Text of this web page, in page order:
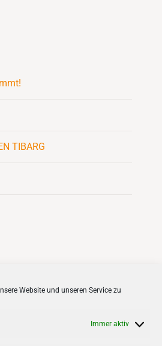
Website und unseren Service zu
Immer aktiv
TIBARG
City- und